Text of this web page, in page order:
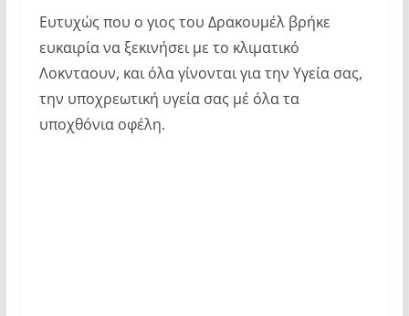
Ευτυχώς που ο γιος του Δρακουμέλ βρήκε
ευκαιρία να ξεκινήσει με το κλιματικό
Λοκνταουν, και όλα γίνονται για την Υγεία σας,
την υποχρεωτική υγεία σας μέ όλα τα
υποχθόνια οφέλη.